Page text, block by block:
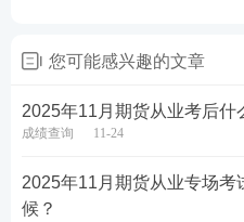
您可能感兴趣的文章
2025年11月期货从业考后什
成绩查询 11-24
2025年11月期货从业专场
候？